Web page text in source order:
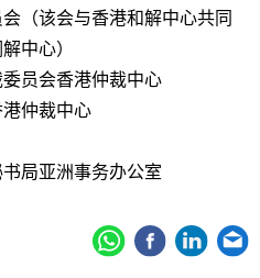
（该会与香港和解中心共同
中心）
员会香港仲裁中心
仲裁中心
局亚洲事务办公室